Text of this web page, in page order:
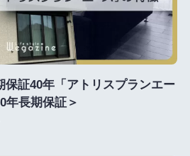
保証40年「アトリスプランエー
年長期保証＞